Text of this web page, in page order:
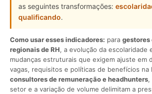
as seguintes transformações:
qualificando.
Como usar esses indicadores: para gestores
regionais de RH, a evolução da escolaridade
mudanças estruturais que exigem ajuste em
vagas, requisitos e políticas de benefícios na
consultores de remuneração e headhunters,
setor e a variação de volume delimitam a